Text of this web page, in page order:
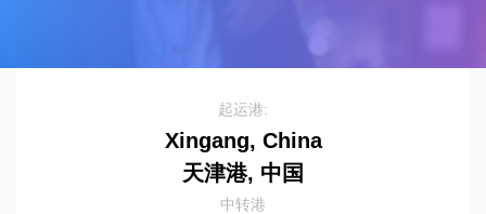
起运港:
Xingang, China
天津港, 中国
中转港